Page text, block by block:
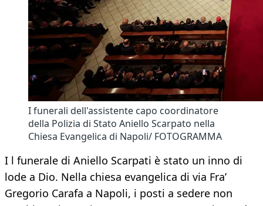
I funerali dell'assistente capo coordinatore
della Polizia di Stato Aniello Scarpato nella
Chiesa Evangelica di Napoli/ FOTOGRAMMA
I l funerale di Aniello Scarpati è stato un inno di
lode a Dio. Nella chiesa evangelica di via Fra’
Gregorio Carafa a Napoli, i posti a sedere non